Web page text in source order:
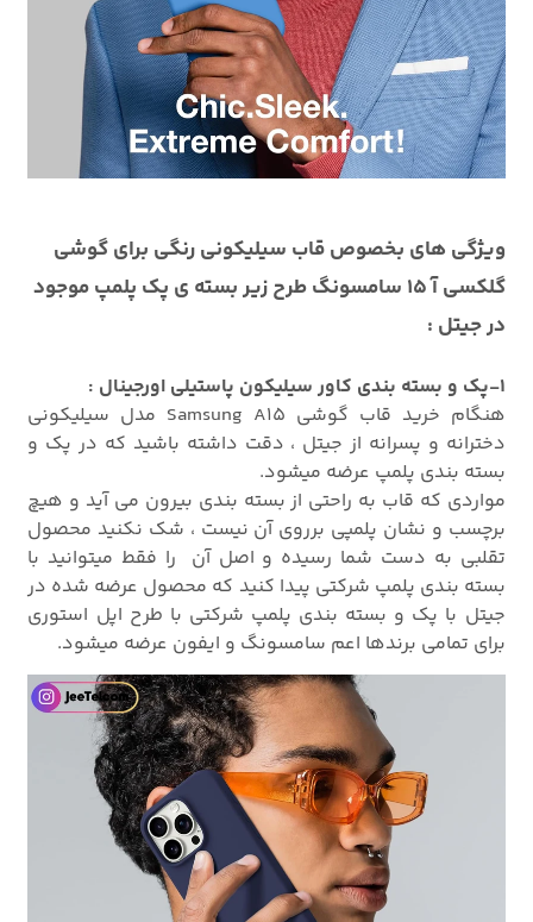
ویژگی های بخصوص قاب سیلیکونی رنگی برای گوشی
گلکسی آ 15 سامسونگ طرح زیر بسته ی پک پلمپ موجود
در جیتل :
1-پک و بسته بندی کاور سیلیکون پاستیلی اورجینال :
هنگام خرید قاب گوشی Samsung A15 مدل سیلیکونی
دخترانه و پسرانه از جیتل ، دقت داشته باشید که در پک و
بسته بندی پلمپ عرضه میشود.
مواردی که قاب به راحتی از بسته بندی بیرون می آید و هیچ
برچسب و نشان پلمپی برروی آن نیست ، شک نکنید محصول
تقلبی به دست شما رسیده و اصل آن را فقط میتوانید با
بسته بندی پلمپ شرکتی پیدا کنید که محصول عرضه شده در
جیتل با پک و بسته بندی پلمپ شرکتی با طرح اپل استوری
برای تمامی برندها اعم سامسونگ و ایفون عرضه میشود.